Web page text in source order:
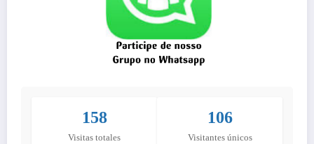
158
Visitas totales
106
Visitantes únicos